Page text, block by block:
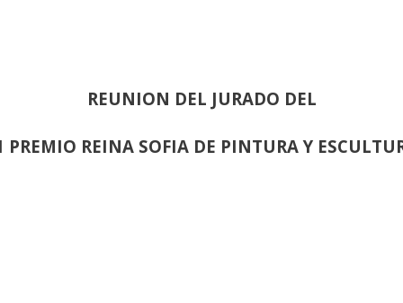
REUNION DEL JURADO DEL
PREMIO REINA SOFIA DE PINTURA Y